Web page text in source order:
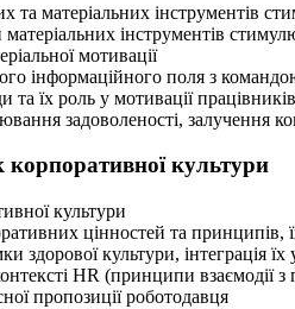
та матеріальних інструментів
інструментів
мотивації
інформаційного поля з
та їх роль у мотивації працівників
задоволеності, залучення
культури
культури
цінностей та принципів,
здорової культури, інтеграція їх
HR (принципи взаємодії
пропозиції роботодавця